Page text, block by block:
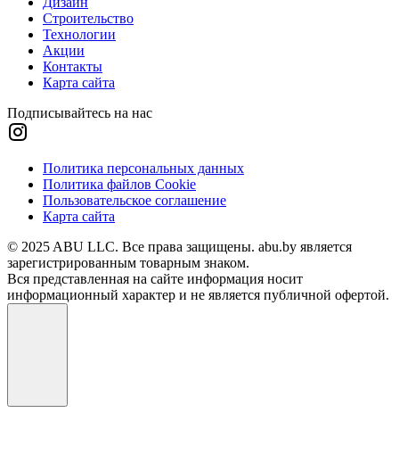
Строительство
Технологии
Акции
Контакты
Карта сайта
Подписывайтесь на нас
Политика персональных данных
Политика файлов Cookie
Пользовательское соглашение
Карта сайта
© 2025 ABU LLC. Все права защищены. abu.by является
зарегистрированным товарным знаком.
Вся представленная на сайте информация носит
информационный характер и не является публичной офертой.